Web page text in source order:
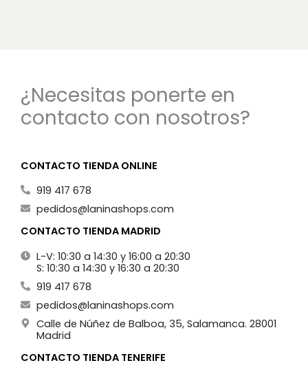
¿Necesitas ponerte en
contacto con nosotros?
CONTACTO TIENDA ONLINE
919 417 678
pedidos@laninashops.com
CONTACTO TIENDA MADRID
L-V: 10:30 a 14:30 y 16:00 a 20:30
S: 10:30 a 14:30 y 16:30 a 20:30
919 417 678
pedidos@laninashops.com
Calle de Núñez de Balboa, 35, Salamanca. 28001
Madrid
CONTACTO TIENDA TENERIFE